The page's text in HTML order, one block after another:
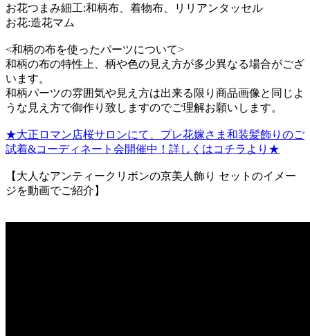
お花つまみ細工:和柄布、着物布、リリアンタッセル
お花:造花マム
<和柄の布を使ったパーツについて>
和柄の布の特性上、柄や色の見え方が多少異なる場合がござ
います。
和柄パーツの雰囲気や見え方は出来る限り商品画像と同じよ
うな見え方で御作り致しますのでご理解お願いします。
★大正ロマン店桜サロンにて、プレ花嫁さま和装髪飾りのご
試着&コーディネート会開催中！詳しくはコチラより★
【大人なアンティークリボンの京美人飾り セットのイメー
ジを動画でご紹介】